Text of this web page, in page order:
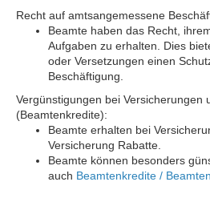
Recht auf amtsangemessene
Beamte haben das Recht,
Aufgaben zu erhalten. Dies
oder Versetzungen einen
Beschäftigung.
Vergünstigungen bei Versicherungen
(Beamtenkredite):
Beamte erhalten bei
Versicherung Rabatte.
Beamte können besonders
auch Beamtenkredite /